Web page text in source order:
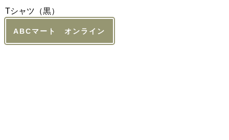
Tシャツ（黒）
ABCマート オンライン